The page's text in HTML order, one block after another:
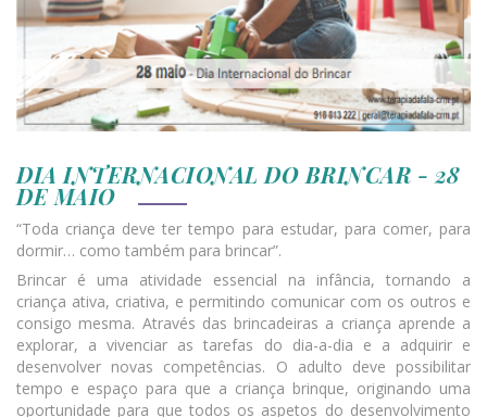
DIA INTERNACIONAL DO BRINCAR - 28
DE MAIO
“Toda criança deve ter tempo para estudar, para comer, para
dormir… como também para brincar”.
Brincar é uma atividade essencial na infância, tornando a
criança ativa, criativa, e permitindo comunicar com os outros e
consigo mesma. Através das brincadeiras a criança aprende a
explorar, a vivenciar as tarefas do dia-a-dia e a adquirir e
desenvolver novas competências. O adulto deve possibilitar
tempo e espaço para que a criança brinque, originando uma
oportunidade para que todos os aspetos do desenvolvimento